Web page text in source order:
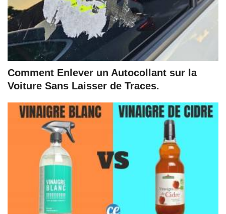
Comment Enlever un Autocollant sur la
Voiture Sans Laisser de Traces.